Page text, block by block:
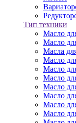
Тип техники
Масло
Масло
Масла
Масло
Масло
Масло
Масло
Масло
Масло
Масло